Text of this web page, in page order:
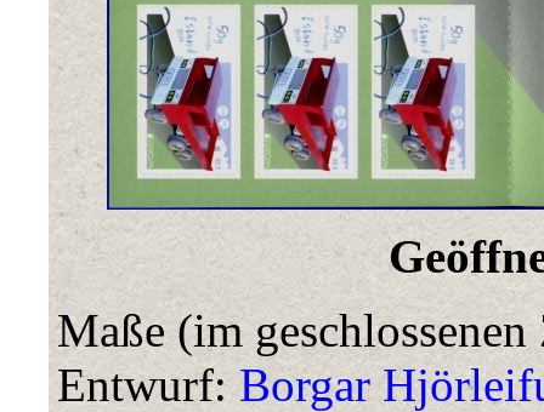
Maße (im
Entwurf:Borgar